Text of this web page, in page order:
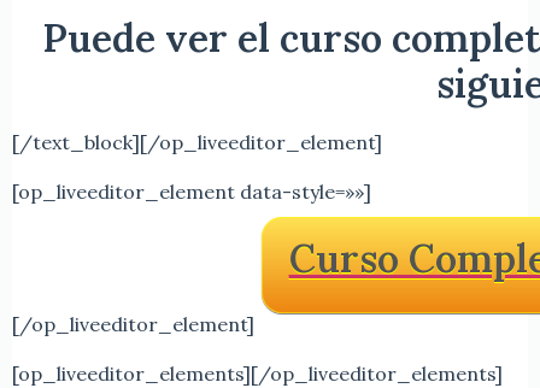
Puede ver el curso
[/text_block][/op_liveeditor_element]
[op_liveeditor_element data-style=»»]
Curso
[/op_liveeditor_element]
[op_liveeditor_elements][/op_liveeditor_elements]